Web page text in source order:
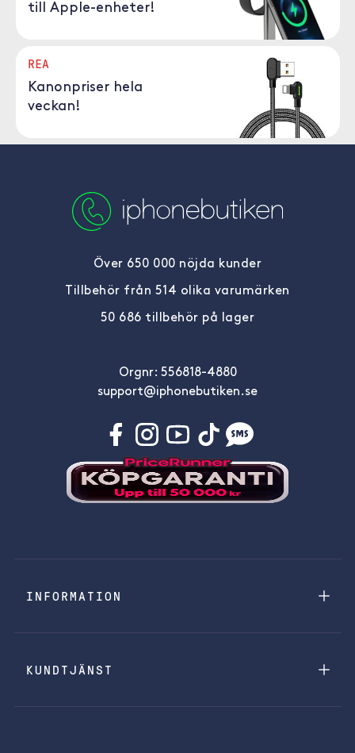
till Apple-enheter!
REA
Kanonpriser hela
veckan!
Över 650 000 nöjda kunder
Tillbehör från 514 olika varumärken
50 686 tillbehör på lager
Orgnr: 556818-4880
support@iphonebutiken.se
INFORMATION
KUNDTJÄNST